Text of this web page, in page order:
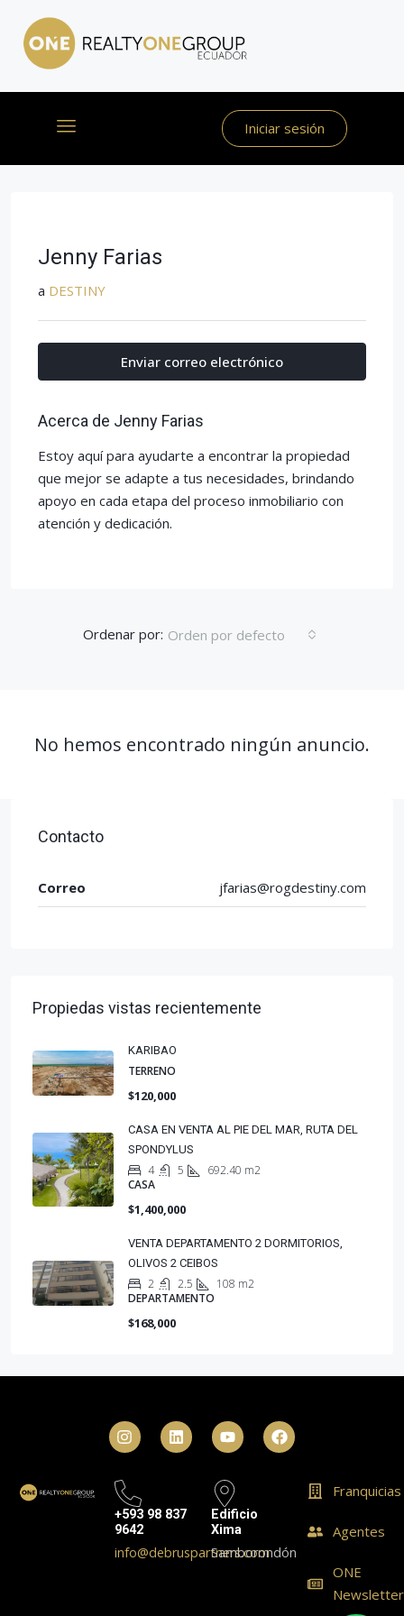
Iniciar sesión
Jenny Farias
a DESTINY
Enviar correo electrónico
Acerca de Jenny Farias
Estoy aquí para ayudarte a encontrar la propiedad
que mejor se adapte a tus necesidades, brindando
apoyo en cada etapa del proceso inmobiliario con
atención y dedicación.
Ordenar por: Orden por defecto
No hemos encontrado ningún anuncio.
Contacto
Correo jfarias@rogdestiny.com
Propiedas vistas recientemente
KARIBAO
TERRENO
$120,000
CASA EN VENTA AL PIE DEL MAR, RUTA DEL
SPONDYLUS
4 5
692.40 m2
CASA
$1,400,000
VENTA DEPARTAMENTO 2 DORMITORIOS,
OLIVOS 2 CEIBOS
2 2.5
108 m2
DEPARTAMENTO
$168,000
+593 98 837
9642
info@debruspartners.com
Edificio
Xima
Samborondón
Franquicias
Agentes
ONE
Newsletter